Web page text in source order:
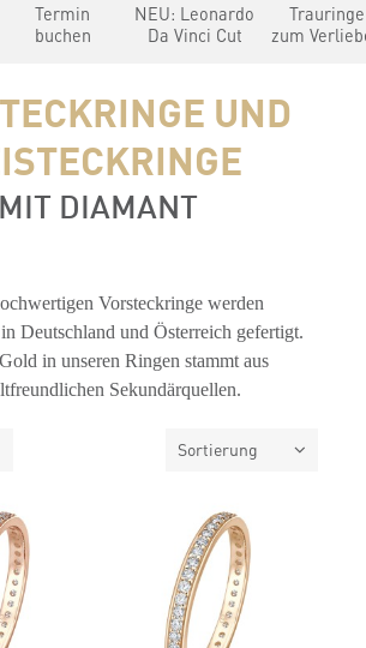
Termin
buchen
NEU: Leonardo
Da Vinci Cut
Trauringe
zum
UND
MIT DIAMANT
Vorsteckringe werden
Deutschland und Österreich gefertigt.
in unseren Ringen stammt aus
Sekundärquellen.
Sortierung